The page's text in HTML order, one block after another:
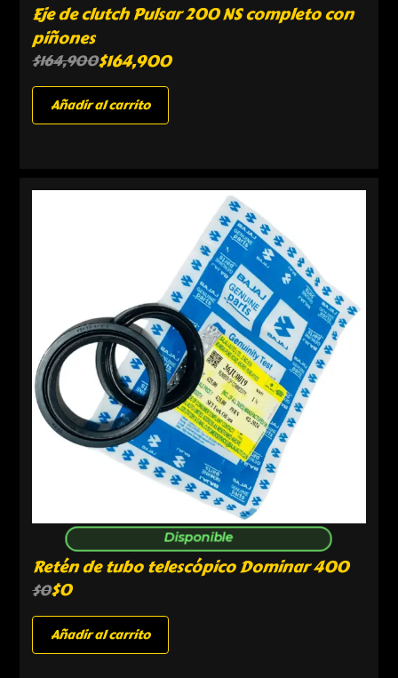
Eje de clutch Pulsar 200 NS completo con
piñones
$164,900$164,900
Añadir al carrito
Disponible
Retén de tubo telescópico Dominar 400
$0$0
Añadir al carrito